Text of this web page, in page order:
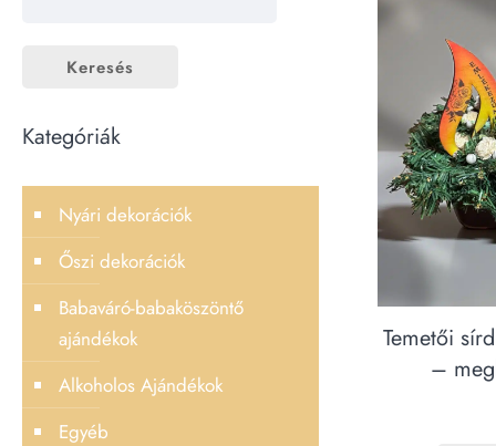
Temetői
–
Keresés
Kategóriák
Nyári dekorációk
Őszi dekorációk
Babaváró-babaköszöntő
ajándékok
Alkoholos Ajándékok
Egyéb